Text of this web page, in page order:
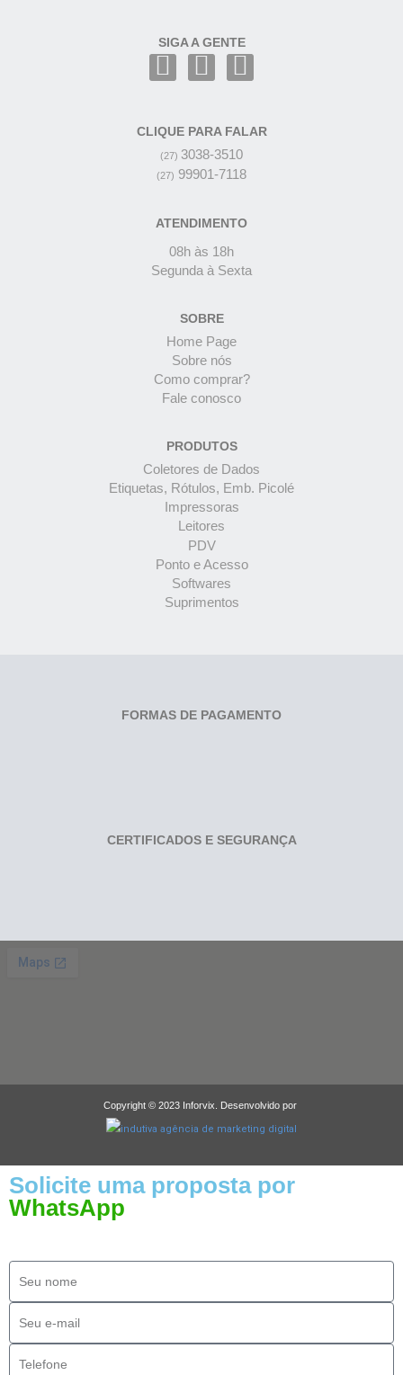
SIGA A GENTE
CLIQUE PARA FALAR
(27) 3038-3510
(27) 99901-7118
ATENDIMENTO
08h às 18h
Segunda à Sexta
SOBRE
Home Page
Sobre nós
Como comprar?
Fale conosco
PRODUTOS
Coletores de Dados
Etiquetas, Rótulos, Emb. Picolé
Impressoras
Leitores
PDV
Ponto e Acesso
Softwares
Suprimentos
FORMAS DE PAGAMENTO
CERTIFICADOS E SEGURANÇA
Copyright © 2023 Inforvix. Desenvolvido por
Solicite uma proposta por
WhatsApp